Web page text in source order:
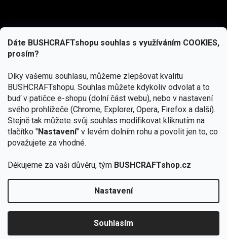
Dáte BUSHCRAFTshopu souhlas s využíváním COOKIES,
prosím?
Díky vašemu souhlasu, můžeme zlepšovat kvalitu
BUSHCRAFTshopu. Souhlas můžete kdykoliv odvolat a to
buď v patičce e-shopu (dolní část webu), nebo v nastavení
svého prohlížeče (Chrome, Explorer, Opera, Firefox a další).
Stejně tak můžete svůj souhlas modifikovat kliknutím na
tlačítko "Nastavení" v levém dolním rohu a povolit jen to, co
považujete za vhodné.
Děkujeme za vaši důvěru, tým BUSHCRAFTshop.cz
Nastavení
Souhlasím
zapojte se do slosování o kurz s
podmínkami ochrany osobních údajů
Copyright 2026BUSHCRAFTshop.cz. Všechna práva
vyhrazena.Upravit nastavení cookies